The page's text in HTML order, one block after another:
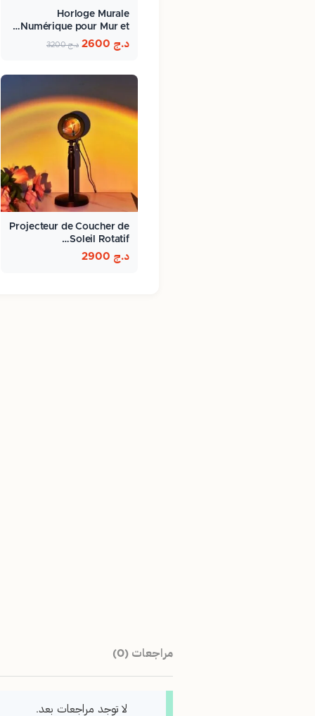
Horloge Murale
Numérique pour Mur et…
د.ج د.ج3200
Projecteur de Coucher de
Soleil Rotatif…
د.ج
مراجعات (0)
لا توجد مراجعات بعد.